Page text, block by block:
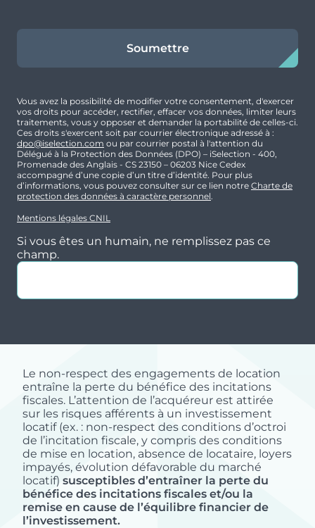
accessible à pied et Bordeaux centre à environ
Focus prestations/résidence
Résidence intimiste de 33 appartements du 2
au 4 pièces, répartis sur 2 bâtiments à
l’architecture contemporaine.
Espaces extérieurs valorisés : balcons, jardins
privatifs et espaces verts communs paysagers.
Prestations de qualité : parkings privatifs, local
vélo, volets roulants électriques, salle de bains
environnement calme, offrant des espaces
paysagers soignés, à proximité immédiate de
Bordeaux. Un cadre idéal alliant qualité de vie,
accessibilité et valorisation patrimoniale.
Parking
39.93 m²
Balcon
Prix
178 350 €
Orientation
-
3
jusqu'à
62.21
m²
à partir
Soumettre
Vous avez la possibilité de modifier votre consentement, d'exercer
vos droits pour accéder, rectifier, effacer vos données, limiter leurs
traitements, vous y opposer et demander la portabilité de celles-ci.
Ces droits s'exercent soit par courrier électronique adressé à :
dpo@iselection.com ou par courrier postal à l'attention du
Délégué à la Protection des Données (DPO) – iSelection - 400,
Promenade des Anglais - CS 23150 – 06203 Nice Cedex
accompagné d’une copie d’un titre d’identité. Pour plus
d’informations, vous pouvez consulter sur ce lien notre Charte de
protection des données à caractère personnel
Mentions légales CNIL
Si vous êtes un humain, ne remplissez pas ce
champ.
Le non-respect des engagements de location
entraîne la perte du bénéfice des incitations
fiscales. L’attention de l’acquéreur est attirée
sur les risques afférents à un investissement
locatif (ex. : non-respect des conditions d’octroi
de l’incitation fiscale, y compris des conditions
de mise en location, absence de locataire, loyers
impayés, évolution défavorable du marché
locatif) susceptibles d’entraîner la perte du
bénéfice des incitations fiscales et/ou la
remise en cause de l’équilibre financier de
l’investissement.